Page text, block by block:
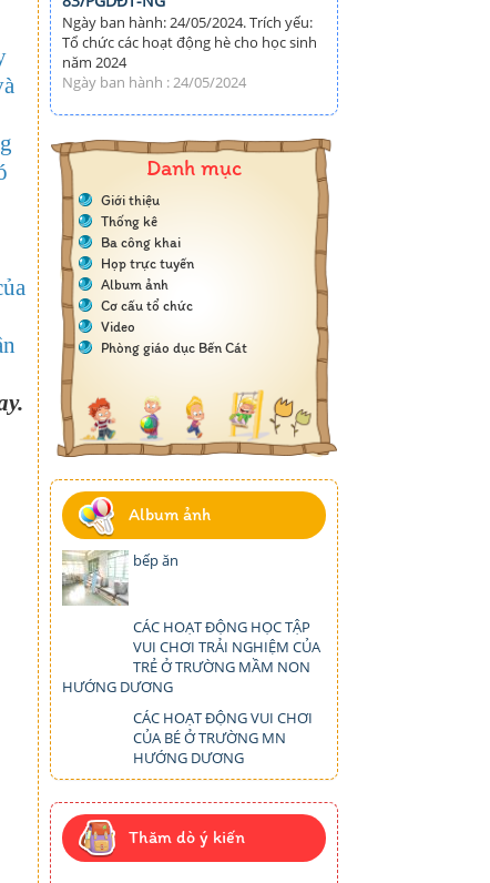
Ngày ban hành: 24/05/2024. Trích yếu:
Tổ chức các hoạt động hè cho học sinh
năm 2024
Ngày ban hành : 24/05/2024
Danh mục
Giới thiệu
Thống kê
Ba công khai
Họp trực tuyến
Album ảnh
Cơ cấu tổ chức
Video
Phòng giáo dục Bến Cát
Album ảnh
bếp ăn
CÁC HOẠT ĐỘNG HỌC TẬP
VUI CHƠI TRẢI NGHIỆM CỦA
TRẺ Ở TRƯỜNG MẦM NON
HƯỚNG DƯƠNG
CÁC HOẠT ĐỘNG VUI CHƠI
CỦA BÉ Ở TRƯỜNG MN
HƯỚNG DƯƠNG
Thăm dò ý kiến